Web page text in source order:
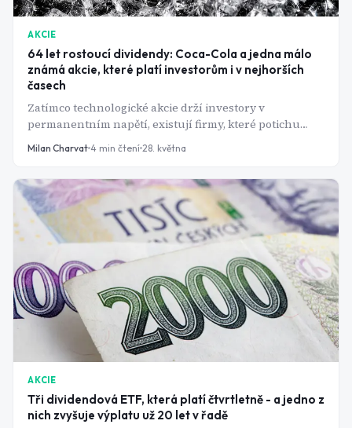
AKCIE
64 let rostoucí dividendy: Coca-Cola a jedna málo
známá akcie, které platí investorům i v nejhorších
časech
Zatímco technologické akcie drží investory v
permanentním napětí, existují firmy, které potichu
zvyšují výplaty rok co rok - bez ohledu na recese,
Milan Charvat 4 min čtení 28. května
AKCIE
Tři dividendová ETF, která platí čtvrtletně - a jedno z
nich zvyšuje výplatu už 20 let v řadě